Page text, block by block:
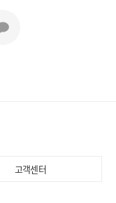
고객센터